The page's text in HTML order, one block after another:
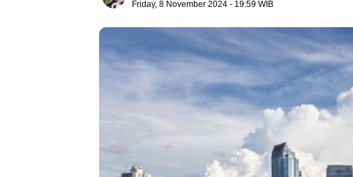
Friday, 8 November 2024 - 19:59 WIB